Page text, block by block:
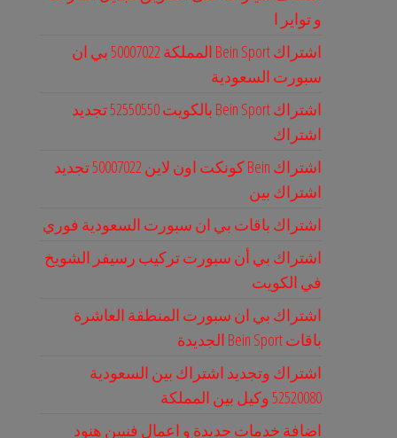
و تواير ا
اشتراك Bein Sport المملكة 50007022 بي ان
سبورت السعودية
اشتراك Bein Sport بالكويت 52550550 تجديد
اشتراك
اشتراك Bein كونكت اون لاين 50007022 تجديد
اشتراك بين
اشتراك باقات بي ان سبورت السعودية فوري
اشتراك بي أن سبورت تركيب رسيفر الشويخ
في الكويت
اشتراك بي ان سبورت المنطقة العاشرة
باقات Bein Sport الجديدة
اشتراك وتجديد اشتراك بين السعودية
52520080 وكيل بين المملكة
اضافة خدمات جديدة و اعمال فنيين هنود